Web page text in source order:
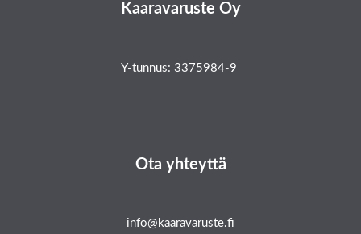
Kaaravaruste Oy
Y-tunnus: 3375984-9
Ota yhteyttä
info@kaaravaruste.fi